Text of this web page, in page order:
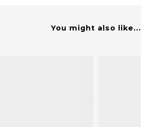
You might also like...